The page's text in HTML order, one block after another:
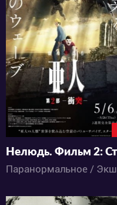
3798
2 1